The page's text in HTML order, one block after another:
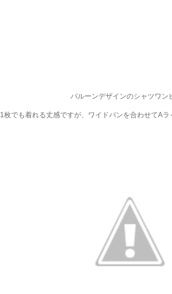
バルーンデザインのシャツワン
1枚でも着れる丈感ですが、ワイドパンを合わせてA